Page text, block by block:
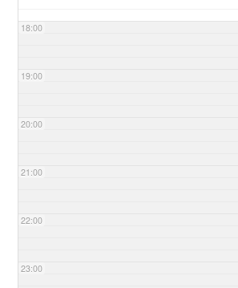
18:00
19:00
20:00
21:00
22:00
23:00